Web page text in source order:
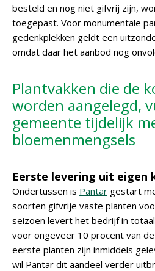
besteld en nog niet gifvrij zijn,
toegepast. Voor monumentale
gedenkplekken geldt een
omdat daar het aanbod nog
Plantvakken die de
worden aangelegd,
gemeente tijdelijk
bloemenmengsels
Eerste levering uit eigen
Ondertussen is Pantar gestart
soorten gifvrije vaste planten
seizoen levert het bedrijf in
voor ongeveer 10 procent van
eerste planten zijn inmiddels
wil Pantar dit aandeel verder